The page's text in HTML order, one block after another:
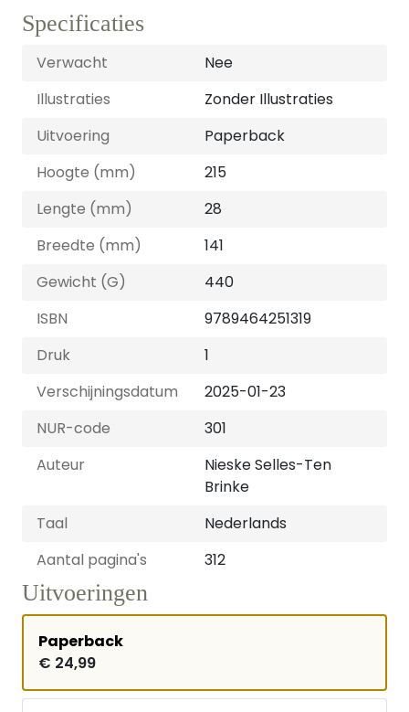
Specificaties
Verwacht
Nee
Illustraties
Zonder Illustraties
Uitvoering
Paperback
Hoogte (mm)
215
Lengte (mm)
28
Breedte (mm)
141
Gewicht (G)
440
ISBN
9789464251319
Druk
1
Verschijningsdatum
2025-01-23
NUR-code
301
Auteur
Nieske Selles-Ten
Brinke
Taal
Nederlands
Aantal pagina's
312
Uitvoeringen
Paperback
€ 24,99